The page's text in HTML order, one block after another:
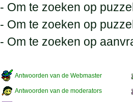
- Om te zoeken op
- Om te zoeken op
- Om te zoeken op
Antwoorden van de Webmaster
Antwoorden van de moderators